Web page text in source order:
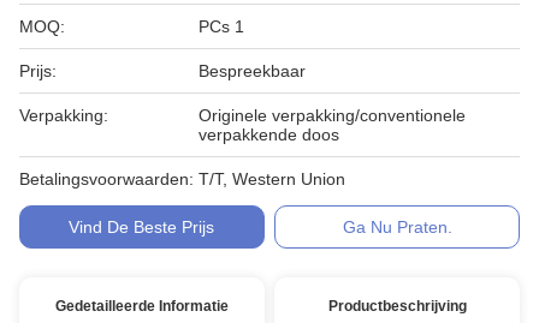
MOQ: PCs 1
Prijs: Bespreekbaar
Verpakking:
Originele verpakking/conventionele
verpakkende doos
Betalingsvoorwaarden: T/T, Western Union
Vind De Beste Prijs Ga Nu Praten.
Gedetailleerde Informatie Productbeschrijving